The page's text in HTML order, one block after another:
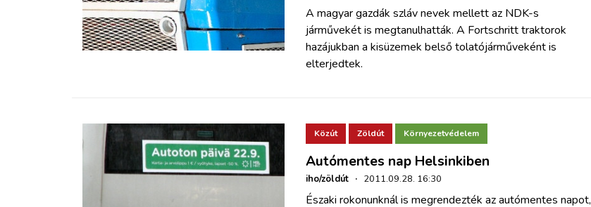
A magyar gazdák szlávnevek mellett az NDK-s
járművekét is megtanulhatták. A Fortschritt traktorok
hazájukban a kisüzemek belső tolatójárműveként is
elterjedtek.
Közút Zöldút Környezetvédelem
Autómentes nap Helsinkiben
iho/zöldút · 2011.09.28. 16:30
Északi rokonunknál is megrendezték az autómentes napot,